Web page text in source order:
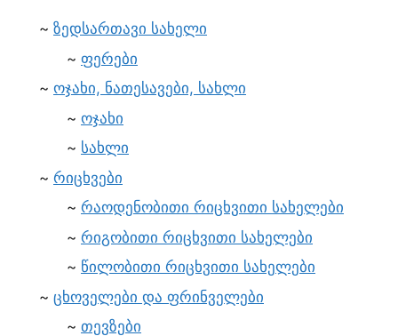
ზედსართავი სახელი
ფერები
ოჯახი, ნათესავები, სახლი
ოჯახი
სახლი
რიცხვები
რაოდენობითი რიცხვითი სახელები
რიგობითი რიცხვითი სახელები
წილობითი რიცხვითი სახელები
ცხოველები და ფრინველები
თევზები